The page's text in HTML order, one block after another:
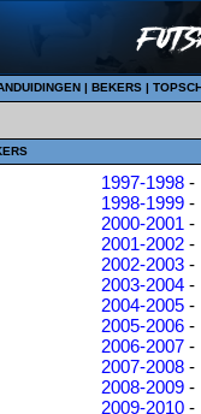
| BEKERS |
1997-1998 -
1998-1999 -
2000-2001 -
2001-2002 -
2002-2003 -
2003-2004 -
2004-2005 -
2005-2006 -
2006-2007 -
2007-2008 -
2008-2009 -
2009-2010 -